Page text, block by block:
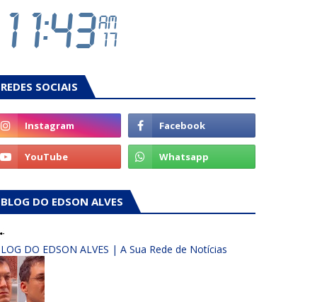
REDES SOCIAIS
BLOG DO EDSON ALVES
DO EDSON ALVES | A Sua Rede de Notícias